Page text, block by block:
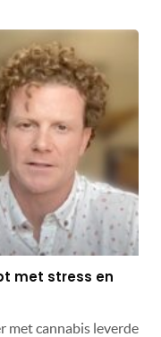
met stress en
met cannabis leverde